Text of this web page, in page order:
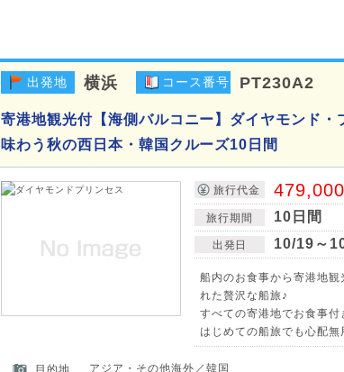
出発地 横浜 コース番号 PT230A2
寄港地観光付【海側バルコニー】ダイヤモンド
味わう秋の西日本・韓国クルーズ10日間
旅行代金
旅行期間 10日間
出発日 10/19～
船内のお食事から寄港地
れた贅沢な船旅♪
すべての寄港地でお食事
はじめての船旅でも心配
目的地 アジア・その他海外／韓国